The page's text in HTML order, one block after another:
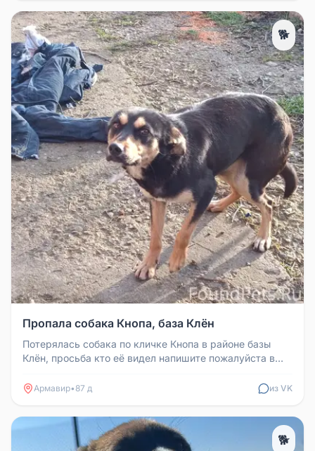
🐕
Пропала собака Кнопа, база Клён
Потерялась собака по кличке Кнопа в районе базы
Клён, просьба кто её видел напишите пожалуйста в
Армавир• 87 д из VK
🐕